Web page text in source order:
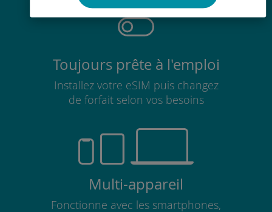
Toujours prête à l'emploi
Installez votre eSIM puis changez
de forfait selon vos besoins
Multi-appareil
Fonctionne avec les smartphones,